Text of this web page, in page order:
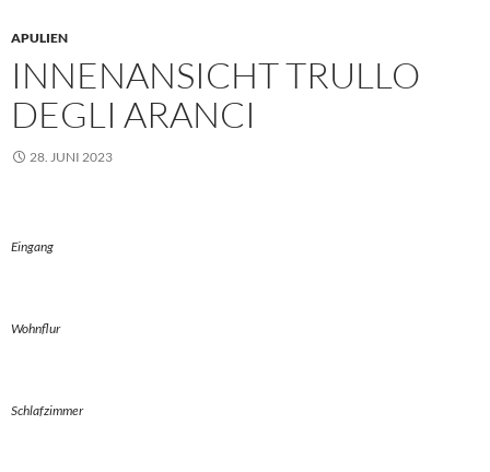
APULIEN
INNENANSICHT TRULLO
DEGLI ARANCI
28. JUNI 2023
Eingang
Wohnflur
Schlafzimmer